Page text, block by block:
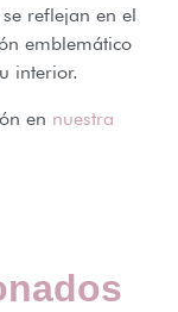
reflejan en el
emblemático
interior.
en nuestra